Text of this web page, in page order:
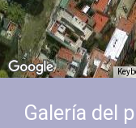
Galería del